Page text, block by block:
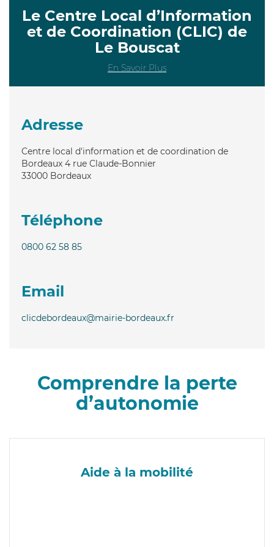
Le Centre Local d’Information
et de Coordination (CLIC) de
Le Bouscat
En Savoir Plus
Adresse
Centre local d'information et de coordination de
Bordeaux 4 rue Claude-Bonnier
33000 Bordeaux
Téléphone
0800 62 58 85
Email
clicdebordeaux@mairie-bordeaux.fr
Comprendre la perte
d’autonomie
Aide à la mobilité